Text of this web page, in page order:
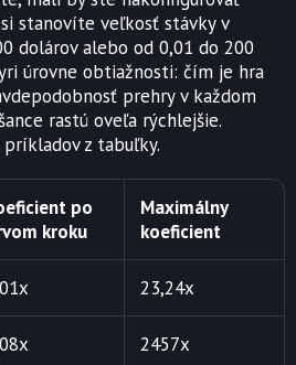
stanovíte veľkosť stávky v
dolárov alebo od 0,01 do 200
úrovne obtiažnosti: čím je hra
prehry v každom
rastú oveľa rýchlejšie.
z tabuľky.
po
kroku
Maximálny
koeficient
23,24x
2457x